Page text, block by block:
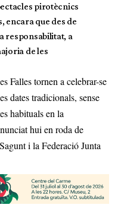
pirotècnics
encara que des de
responsabilitat, a
de les
Falles tornen a celebrar-se
dates tradicionals, sense
habituals en la
hui en roda de
i la Federació Junta